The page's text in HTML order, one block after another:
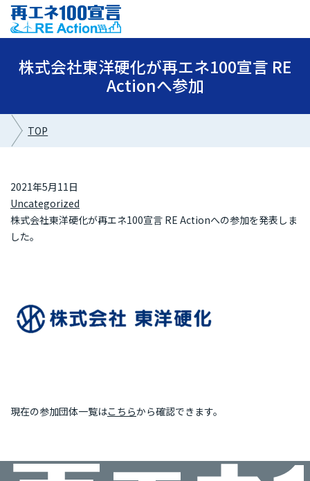
株式会社東洋硬化が再エネ100宣言 RE
Actionへ参加
TOP
2021年5月11日
Uncategorized
株式会社東洋硬化が再エネ100宣言 RE Actionへの参加を発表しま
した。
現在の参加団体一覧はこちらから確認できます。